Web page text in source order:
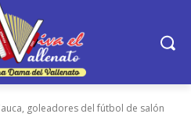
goleadores del fútbol de salón